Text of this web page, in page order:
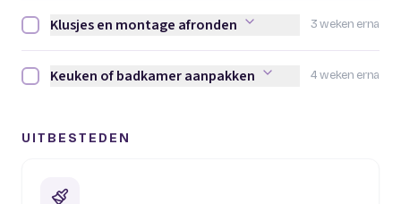
3 weken erna
Klusjes en montage afronden afvinken
Klusjes en montage afronden
4 weken erna
Keuken of badkamer aanpakken afvinken
Keuken of badkamer aanpakken
UITBESTEDEN